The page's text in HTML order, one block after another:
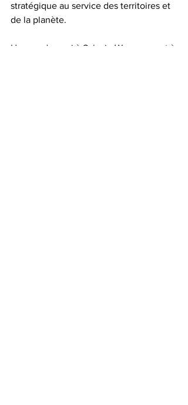
stratégique au service des territoires et
de la planète.
Un grand merci à Sylvain Waserman et à